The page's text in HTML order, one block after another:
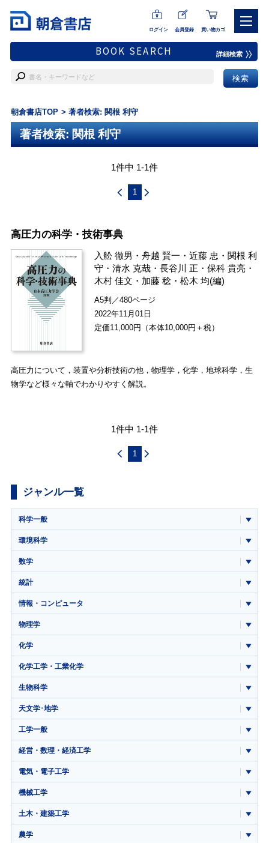
ログイン 会員登録 買い物カゴ
BOOK SEARCH 詳細検索
朝倉書店TOP 著者検索: 関根 利守
著者検索: 関根 利守
1件中 1-1件
1
高圧力の科学・技術事典
入舩 徹男 ・舟越 賢一 ・近藤 忠 ・ 関根 利
守 ・清水 克哉 ・長谷川 正 ・保科 貴亮 ・
木村 佳文 ・ 加藤 稔 ・松木 均(編)
A5判／480ページ
2022年11月01日
定価11,000円（本体10,000円＋税）
高圧力について，装置や分析技術の他，物理学，化学，地球科学，生
物学など様々な軸でわかりやすく解説。
1件中 1-1件
1
ジャンル一覧
科学一般
環境科学
数学
統計
情報・コンピュータ
物理学
化学
化学工学・工業化学
生物科学
天文学･地学
工学一般
経営・数理・経済工学
電気・電子工学
機械工学
土木・建築工学
農学